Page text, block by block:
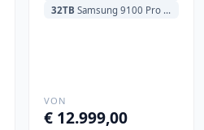
32TB Samsung 9100 Pro (4x 8TB)
VON
€ 12.999,00